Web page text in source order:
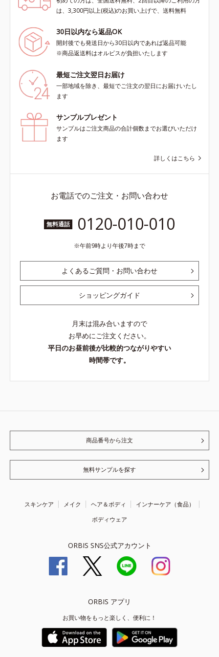
は、3,300円以上(税込)のお買い上げで、送料無料
30日以内なら返品OK
開封後でも発送日から30日以内であれば返品可能
※商品返送料はオルビスが負担いたします
最短ご注文翌日お届け
一部地域を除き、最短でご注文の翌日にお届けいたし
ます
サンプルプレゼント
サンプルはご注文商品の合計個数までお選びいただけ
ます
詳しくはこちら
お電話でのご注文・お問い合わせ
無料通話 0120-010-010
午前9時より午後7時まで
よくあるご質問・お問い合わせ
ショッピングガイド
月末は混み合いますので
お早めにご注文ください。
平日のお昼前後が比較的つながりやすい
時間帯です。
商品番号から注文
無料サンプルを探す
スキンケア メイク ヘア＆ボディ
インナーケア（食品）
ボディウェア
ORBIS SNS公式アカウント
ORBIS アプリ
お買い物をもっと楽しく、便利に！